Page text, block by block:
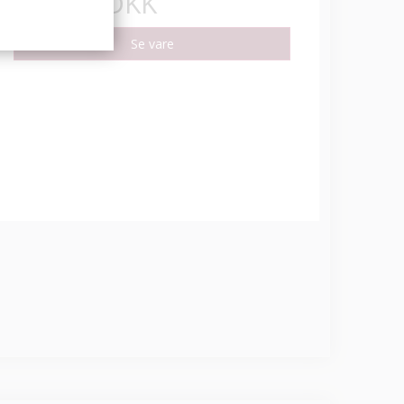
Se vare